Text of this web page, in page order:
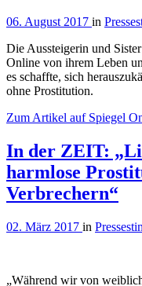
06. August 2017 in
Die Aussteigerin und
Online von ihrem Leben
es schaffte, sich
ohne Prostitution.
Zum Artikel auf Spiegel
In der ZEIT:
harmlose
Verbrechern“
02. März 2017 in
„Während wir von